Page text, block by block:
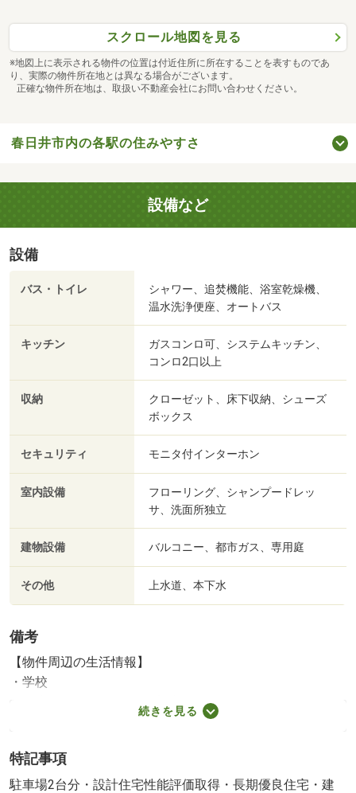
スクロール地図を見る
※地図上に表示される物件の位置は付近住所に所在することを表すものであ
り、実際の物件所在地とは異なる場合がございます。
正確な物件所在地は、取扱い不動産会社にお問い合わせください。
春日井市内の各駅の住みやすさ
設備など
設備
バス・トイレ
シャワー、追焚機能、浴室乾燥機、
温水洗浄便座、オートバス
キッチン
ガスコンロ可、システムキッチン、
コンロ2口以上
収納
クローゼット、床下収納、シューズ
ボックス
セキュリティ モニタ付インターホン
室内設備
フローリング、シャンプードレッ
サ、洗面所独立
建物設備 バルコニー、都市ガス、専用庭
その他 上水道、本下水
備考
【物件周辺の生活情報】
・学校
八幡小学校（761m）、東部中学校（2,011m）
［物件コード］１６７８０１－５５４１、□自己資金０で
覧大歓迎！□深夜問い合わせ受け付けます！ご契約者様へ
プレゼント！マットレス、エアコン、ＴＶ、食洗機、冷蔵
続きを見る
特記事項
駐車場2台分・設計住宅性能評価取得・長期優良住宅・建